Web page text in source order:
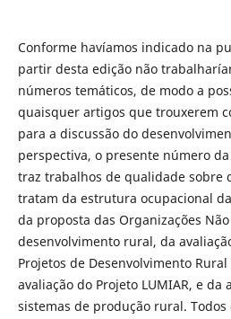
Conforme havíamos indicado na
partir desta edição não
números temáticos, de modo a
quaisquer artigos que trouxerem
para a discussão do
perspectiva, o presente número da
traz trabalhos de qualidade sobre
tratam da estrutura ocupacional
da proposta das Organizações
desenvolvimento rural, da
Projetos de Desenvolvimento
avaliação do Projeto LUMIAR, e
sistemas de produção rural. Todos